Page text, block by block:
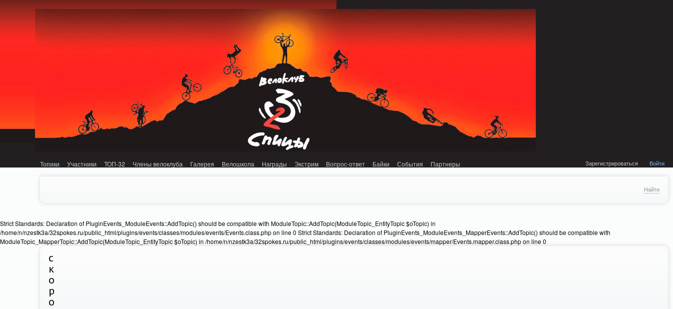
Топики Участники ТОП-32 Члены велоклуба Галерея Велошкола Награды Экстрим Вопрос-ответ Байки События Партнеры Зарегистрироваться Войти
Найти
Strict Standards: Declaration of PluginEvents_ModuleEvents::AddTopic() should be compatible with ModuleTopic::AddTopic(ModuleTopic_EntityTopic $oTopic) in
/home/n/nzestk3a/32spokes.ru/public_html/plugins/events/classes/modules/events/Events.class.php on line 0 Strict Standards: Declaration of PluginEvents_ModuleEvents_MapperEvents::AddTopic() should be compatible with
ModuleTopic_MapperTopic::AddTopic(ModuleTopic_EntityTopic $oTopic) in /home/n/nzestk3a/32spokes.ru/public_html/plugins/events/classes/modules/events/mapper/Events.mapper.class.php on line 0
с
к
о
р
о